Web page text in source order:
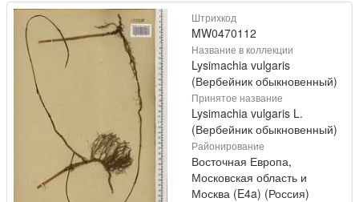
Штрихкод
MW0470112
Название в коллекции
Lysimachia vulgaris
(Вербейник обыкновенный)
Принятое название
Lysimachia vulgaris L.
(Вербейник обыкновенный)
Районирование
Восточная Европа,
Московская область и
Москва (E4a) (Россия)